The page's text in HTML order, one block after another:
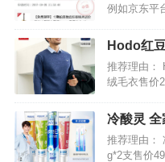
例如京东平
率并不高罢
商品是不是
Hodo红
绒毛衣
推荐理由：
绒毛衣售价
毛衫。前胸
括，气场瞬
冷酸灵 全
g*2支
推荐理由：
g*2支售价